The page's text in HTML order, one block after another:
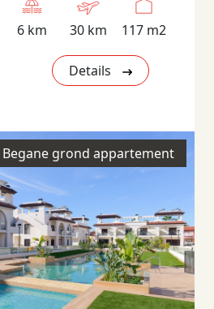
6 km 30 km 117 m2
Details
Begane grond appartement